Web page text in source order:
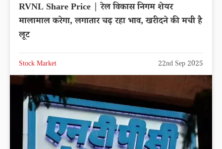
RVNL Share Price | रेल विकास निगम शेयर
मालामाल करेगा, लगातार चढ़ रहा भाव, खरीदने की मची है
लूट
Stock Market 22nd Sep 2025